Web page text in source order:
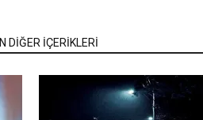
DİĞER İÇERİKLERİ